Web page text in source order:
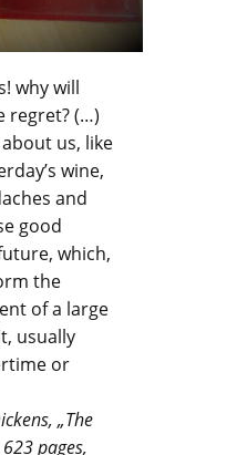
why will
regret? (…)
us, like
wine,
and
good
which,
the
of a large
usually
or
„The
pages,